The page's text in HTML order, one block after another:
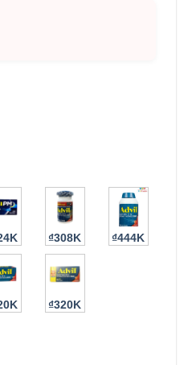
₫308K ₫444K
₫320K